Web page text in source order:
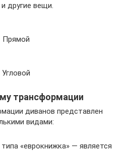
другие вещи.
Прямой
Угловой
трансформации
диванов представлен
видами:
«еврокнижка» — является